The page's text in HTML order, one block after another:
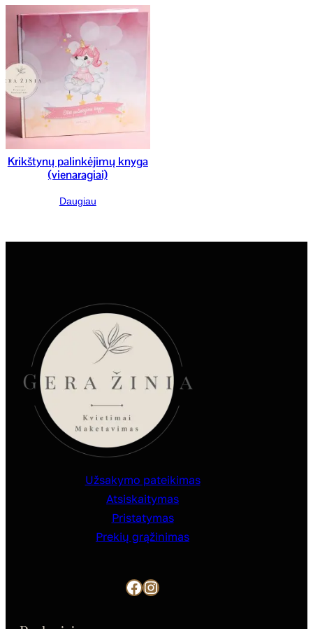
Krikštynų palinkėjimų knyga
(vienaragiai)
Daugiau
Užsakymo pateikimas
Atsiskaitymas
Pristatymas
Prekių grąžinimas
Facebook Instagram